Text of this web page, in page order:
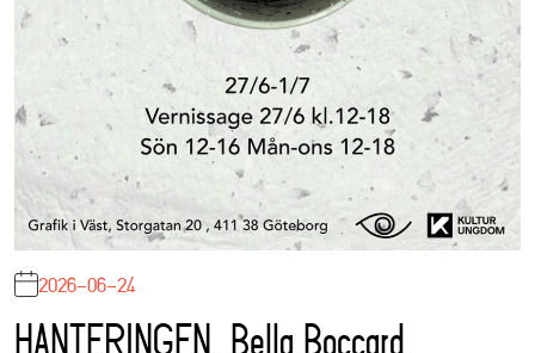
2026-06-24
HANTERINGEN, Bella Boccard